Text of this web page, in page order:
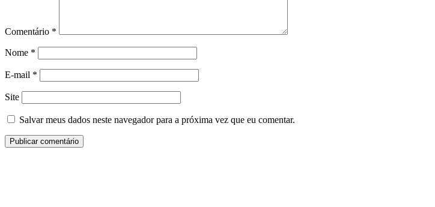
Comentário *
Nome *
E-mail *
Site
Salvar meus dados neste navegador para a próxima vez que eu comentar.